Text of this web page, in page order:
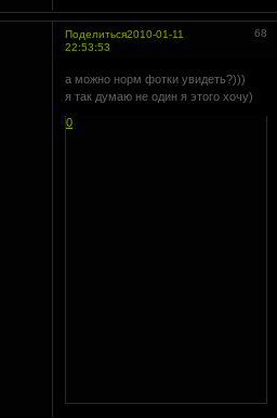
Поделиться 68
2010-01-11
22:53:53
а можно норм фотки увидеть?)))
я так думаю не один я этого хочу)
0